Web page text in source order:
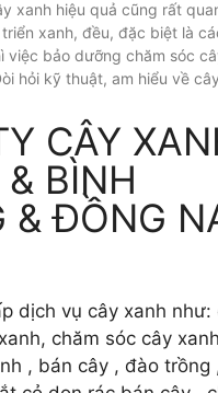
xanh hiệu quả cũng rất
xanh, đều, đặc biệt là
việc bảo dưỡng chăm sóc
hỏi kỹ thuật, am hiểu về
CÂY
BÌNH
& ĐỒNG
dịch vụ cây xanh như:
chăm sóc cây
, bán cây , đào trồng